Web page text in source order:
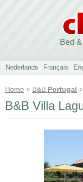
Bed
Nederlands Français
Home > B&B Portugal >
B&B Villa